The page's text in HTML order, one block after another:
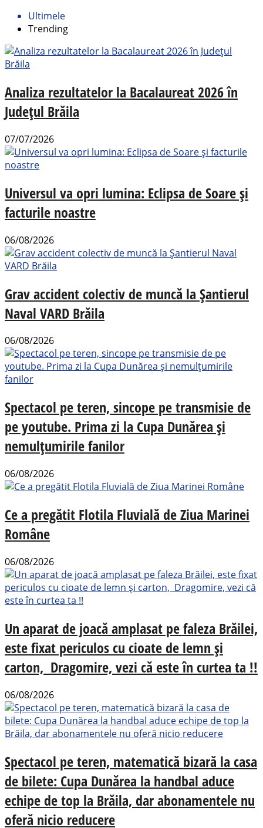
Ultimele
Trending
Analiza rezultatelor la Bacalaureat 2026 în
Județul Brăila
07/07/2026
Universul va opri lumina: Eclipsa de Soare și
facturile noastre
06/08/2026
Grav accident colectiv de muncă la Șantierul
Naval VARD Brăila
06/08/2026
Spectacol pe teren, sincope pe transmisie de
pe youtube. Prima zi la Cupa Dunărea și
nemulțumirile fanilor
06/08/2026
Ce a pregătit Flotila Fluvială de Ziua Marinei
Române
06/08/2026
Un aparat de joacă amplasat pe faleza Brăilei,
este fixat periculos cu cioate de lemn și
carton, Dragomire, vezi că este în curtea ta !!
06/08/2026
Spectacol pe teren, matematică bizară la casa
de bilete: Cupa Dunărea la handbal aduce
echipe de top la Brăila, dar abonamentele nu
oferă nicio reducere